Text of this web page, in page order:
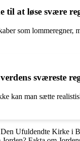
til at løse svære
som lommeregner,
sværeste
kan man sætte
Ufuldendte Kirke i